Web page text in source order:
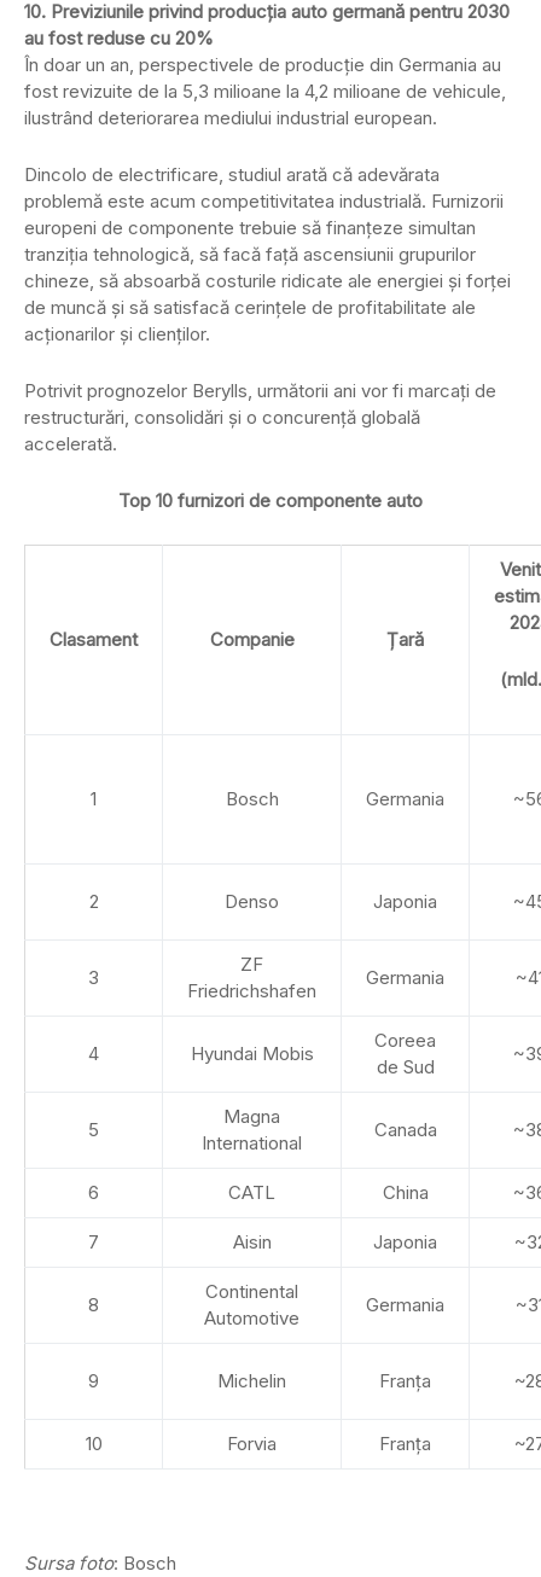
10. Previziunile privind producția auto germană pentru 2030
au fost reduse cu 20%
În doar un an, perspectivele de producție din Germania au
fost revizuite de la 5,3 milioane la 4,2 milioane de vehicule,
ilustrând deteriorarea mediului industrial european.
Dincolo de electrificare, studiul arată că adevărata
problemă este acum competitivitatea industrială. Furnizorii
europeni de componente trebuie să finanțeze simultan
tranziția tehnologică, să facă față ascensiunii grupurilor
chineze, să absoarbă costurile ridicate ale energiei și forței
de muncă și să satisfacă cerințele de profitabilitate ale
acționarilor și clienților.
Potrivit prognozelor Berylls, următorii ani vor fi marcați de
restructurări, consolidări și o concurență globală
accelerată.
Top 10 furnizori de componente auto
Clasament Companie Țară
1 Bosch Germania
2 Denso Japonia
3
ZF
Friedrichshafen
Germania
4 Hyundai Mobis
Coreea
de Sud
5
Magna
International
Canada
6 CATL China
7 Aisin Japonia
8
Continental
Automotive
Germania
9 Michelin Franța
10 Forvia Franța
Sursa foto: Bosch